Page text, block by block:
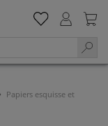
Papiers esquisse et